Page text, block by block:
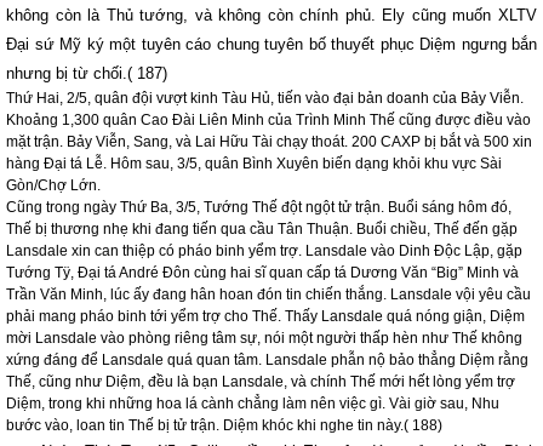
không còn là Thủ tướng, và không còn chính phủ. Ely cũng muốn XLTV
Đại sứ Mỹ ký một tuyên cáo chung tuyên bố thuyết phục Diệm ngưng bắn
nhưng bị từ chối.( 187)
Thứ Hai, 2/5, quân đội vượt kinh Tàu Hủ, tiến vào đại bản doanh của Bảy Viễn.
Khoảng 1,300 quân Cao Đài Liên Minh của Trình Minh Thế cũng được điều vào
mặt trận. Bảy Viễn, Sang, và Lai Hữu Tài chạy thoát. 200 CAXP bị bắt và 500 xin
hàng Đại tá Lễ. Hôm sau, 3/5, quân Bình Xuyên biến dạng khỏi khu vực Sài
Gòn/Chợ Lớn.
Cũng trong ngày Thứ Ba, 3/5, Tướng Thế đột ngột tử trận. Buổi sáng hôm đó,
Thế bị thương nhẹ khi đang tiến qua cầu Tân Thuận. Buổi chiều, Thế đến gặp
Lansdale xin can thiệp có pháo binh yểm trợ. Lansdale vào Dinh Độc Lập, gặp
Tướng Tÿ, Đại tá André Đôn cùng hai sĩ quan cấp tá Dương Văn “Big” Minh và
Trần Văn Minh, lúc ấy đang hân hoan đón tin chiến thắng. Lansdale vội yêu cầu
phải mang pháo binh tới yểm trợ cho Thế. Thấy Lansdale quá nóng giận, Diệm
mời Lansdale vào phòng riêng tâm sự, nói một người thấp hèn như Thế không
xứng đáng để Lansdale quá quan tâm. Lansdale phẫn nộ bảo thẳng Diệm rằng
Thế, cũng như Diệm, đều là bạn Lansdale, và chính Thế mới hết lòng yểm trợ
Diệm, trong khi những hoa lá cành chẳng làm nên việc gì. Vài giờ sau, Nhu
bước vào, loan tin Thế bị tử trận. Diệm khóc khi nghe tin này.( 188)